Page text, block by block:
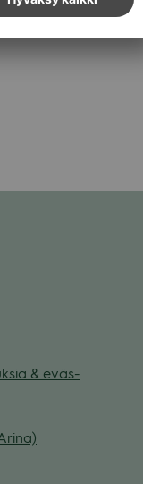
kai­kille!
& eväs­